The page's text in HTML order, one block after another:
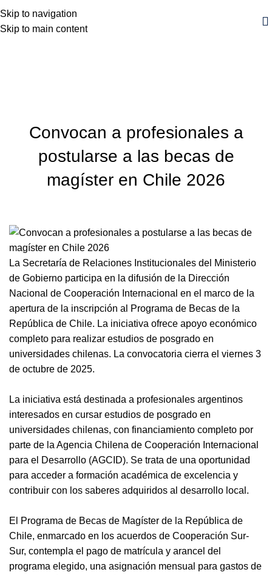
Skip to navigation
Skip to main content
Convocan a profesionales a
postularse a las becas de
magíster en Chile 2026
La Secretaría de Relaciones Institucionales del Ministerio
de Gobierno participa en la difusión de la Dirección
Nacional de Cooperación Internacional en el marco de la
apertura de la inscripción al Programa de Becas de la
República de Chile. La iniciativa ofrece apoyo económico
completo para realizar estudios de posgrado en
universidades chilenas. La convocatoria cierra el viernes 3
de octubre de 2025.
La iniciativa está destinada a profesionales argentinos
interesados en cursar estudios de posgrado en
universidades chilenas, con financiamiento completo por
parte de la Agencia Chilena de Cooperación Internacional
para el Desarrollo (AGCID). Se trata de una oportunidad
para acceder a formación académica de excelencia y
contribuir con los saberes adquiridos al desarrollo local.
El Programa de Becas de Magíster de la República de
Chile, enmarcado en los acuerdos de Cooperación Sur-
Sur, contempla el pago de matrícula y arancel del
programa elegido, una asignación mensual para gastos de